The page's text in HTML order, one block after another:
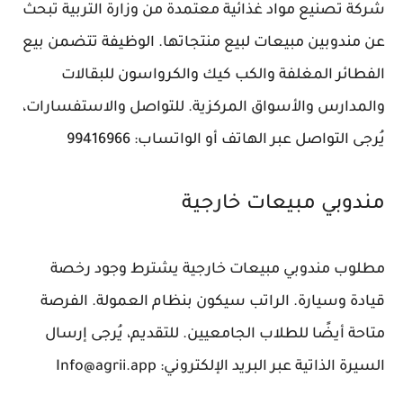
شركة تصنيع مواد غذائية معتمدة من وزارة التربية تبحث
عن مندوبين مبيعات لبيع منتجاتها. الوظيفة تتضمن بيع
الفطائر المغلفة والكب كيك والكرواسون للبقالات
والمدارس والأسواق المركزية. للتواصل والاستفسارات،
يُرجى التواصل عبر الهاتف أو الواتساب: 99416966
مندوبي مبيعات خارجية
مطلوب مندوبي مبيعات خارجية يشترط وجود رخصة
قيادة وسيارة. الراتب سيكون بنظام العمولة. الفرصة
متاحة أيضًا للطلاب الجامعيين. للتقديم، يُرجى إرسال
السيرة الذاتية عبر البريد الإلكتروني: Info@agrii.app